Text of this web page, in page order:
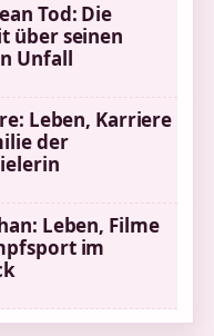
Tod: Die
über seinen
Unfall
Leben, Karriere
der
Leben, Filme
im